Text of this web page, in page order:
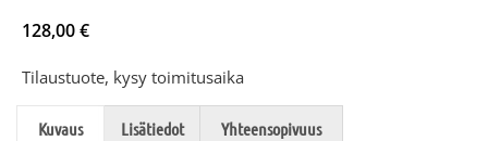
128,00€
Tilaustuote, kysy toimitusaika
Kuvaus Lisätiedot Yhteensopivuus